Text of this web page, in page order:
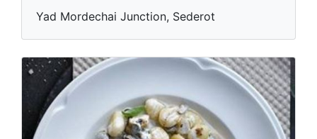
Yad Mordechai Junction, Sederot